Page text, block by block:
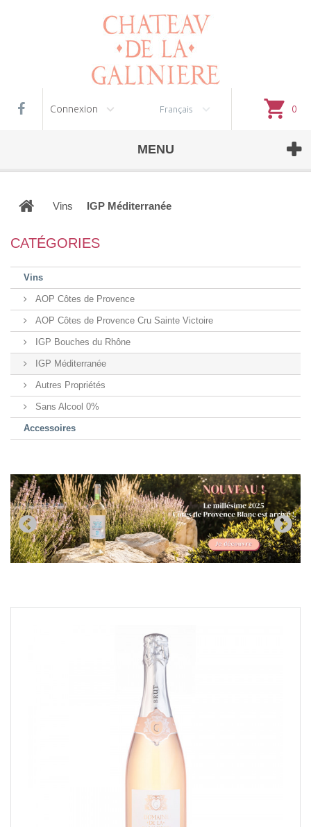
Français 0
Connexion
MENU
Vins IGP Méditerranée
CATÉGORIES
Vins
AOP Côtes de Provence
AOP Côtes de Provence Cru Sainte Victoire
IGP Bouches du Rhône
IGP Méditerranée
Autres Propriétés
Sans Alcool 0%
Accessoires